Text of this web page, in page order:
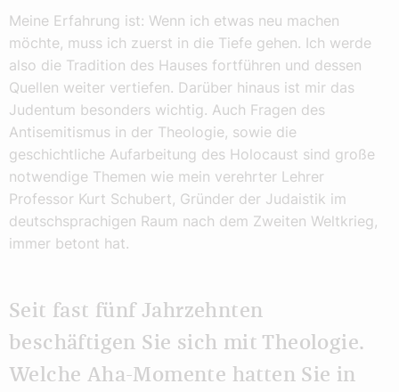
Meine Erfahrung ist: Wenn ich etwas neu machen
möchte, muss ich zuerst in die Tiefe gehen. Ich werde
also die Tradition des Hauses fortführen und dessen
Quellen weiter vertiefen. Darüber hinaus ist mir das
Judentum besonders wichtig. Auch Fragen des
Antisemitismus in der Theologie, sowie die
geschichtliche Aufarbeitung des Holocaust sind große
notwendige Themen wie mein verehrter Lehrer
Professor Kurt Schubert, Gründer der Judaistik im
deutschsprachigen Raum nach dem Zweiten Weltkrieg,
immer betont hat.
Seit fast fünf Jahrzehnten
beschäftigen Sie sich mit Theologie.
Welche Aha-Momente hatten Sie in